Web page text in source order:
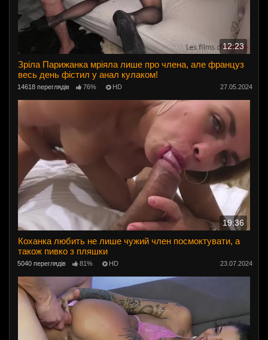
12:23
Зріла Парижанка мріяла лише про члена, але француз
весь день фістил у анал кулаком!
14618 переглядів 76% HD 27.05.2024
19:36
Коханка любить не лише чужий член посмоктувати, а
також пивко з пляшки
5040 переглядів 81% HD 23.07.2024